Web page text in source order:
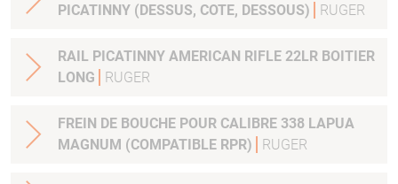
PICATINNY (DESSUS, COTE, DESSOUS)
RUGER
RAIL PICATINNY AMERICAN RIFLE 22LR BOITIER
LONG
RUGER
FREIN DE BOUCHE POUR CALIBRE 338 LAPUA
MAGNUM (COMPATIBLE RPR)
RUGER